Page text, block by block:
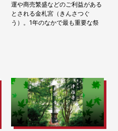
運や商売繁盛などのご利益がある
とされる金札宮（きんさつぐ
う）。1年のなかで最も重要な祭